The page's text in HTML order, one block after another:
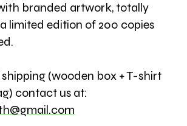
branded artwork, totally
limited edition of 200 copies
(wooden box + T-shirt
contact us at: